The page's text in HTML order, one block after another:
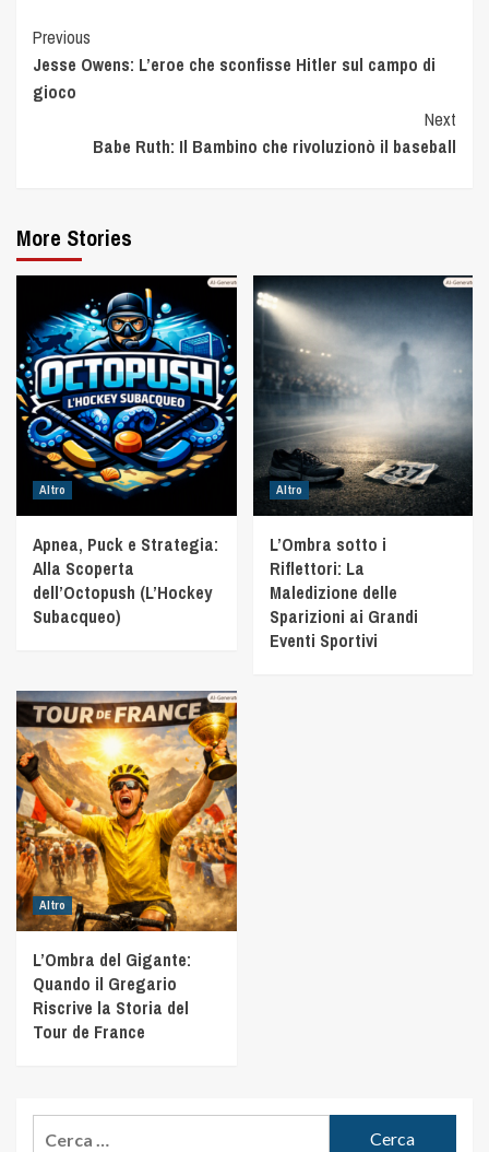
Previous
Jesse Owens: L’eroe che sconfisse Hitler sul campo di
gioco
Next
Babe Ruth: Il Bambino che rivoluzionò il baseball
More Stories
Altro
Apnea, Puck e Strategia:
Alla Scoperta
dell’Octopush (L’Hockey
Subacqueo)
Altro
L’Ombra sotto i
Riflettori: La
Maledizione delle
Sparizioni ai Grandi
Eventi Sportivi
Altro
L’Ombra del Gigante:
Quando il Gregario
Riscrive la Storia del
Tour de France